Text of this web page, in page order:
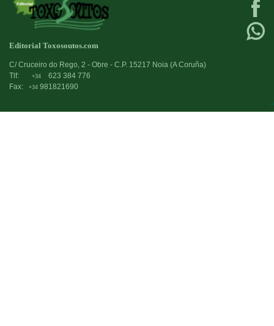
Editorial Toxosoutos.com
C/ Cruceiro do Rego, 2 - Obre - C.P. 15217 Noia (A Coruña)
Tlf:
+34
623 384 776
Fax:
+34 981821690
->